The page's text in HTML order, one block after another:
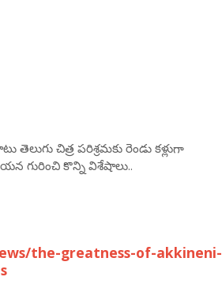
చిత్ర పరిశ్రమకు రెండు కళ్లుగా
గురించి కొన్ని విశేషాలు..
the-greatness-of-akkineni-